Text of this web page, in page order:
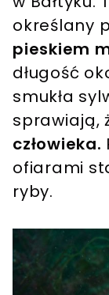
określany
pieskiem
długość
smukła
sprawiają,
człowieka.
ofiarami
ryby.